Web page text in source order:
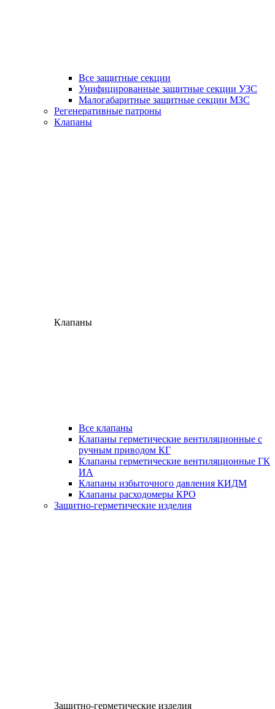
Все защитные секции
Унифицированные защитные секции УЗС
Малогабаритные защитные секции МЗС
Регенеративные патроны
Клапаны
Клапаны
Все клапаны
Клапаны герметические вентиляционные с
ручным приводом КГ
Клапаны герметические вентиляционные ГК
ИА
Клапаны избыточного давления КИДМ
Клапаны расходомеры КРО
Защитно-герметические изделия
Защитно-герметические изделия